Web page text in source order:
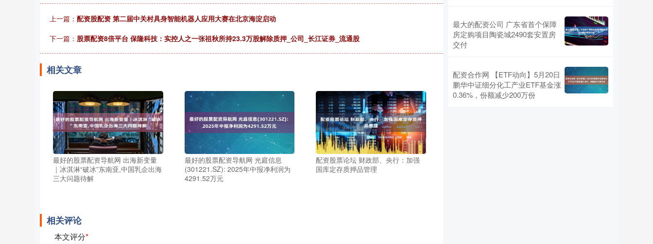
上一篇： 配资股配资 第二届中关村具身智能机器人应用大赛在北京海淀启动
下一篇： 股票配资8倍平台 保隆科技：实控人之一张祖秋所持23.3万股解除质押_公司_长江证券_流通股
相关文章
最好的股票配资导航网 出海新变量
｜冰淇淋“破冰”东南亚,中国乳企出海
三大问题待解
最好的股票配资导航网 光庭信息
(301221.SZ): 2025年中报净利润为
4291.52万元
配资股票论坛 财政部、央行：加强
国库定存质押品管理
相关评论
本文评分*
最大的配资公司 广东省首个保障
房定购项目陶瓷城2490套安置房
交付
配资合作网 【ETF动向】5月20日
鹏华中证细分化工产业ETF基金涨
0.36%，份额减少200万份